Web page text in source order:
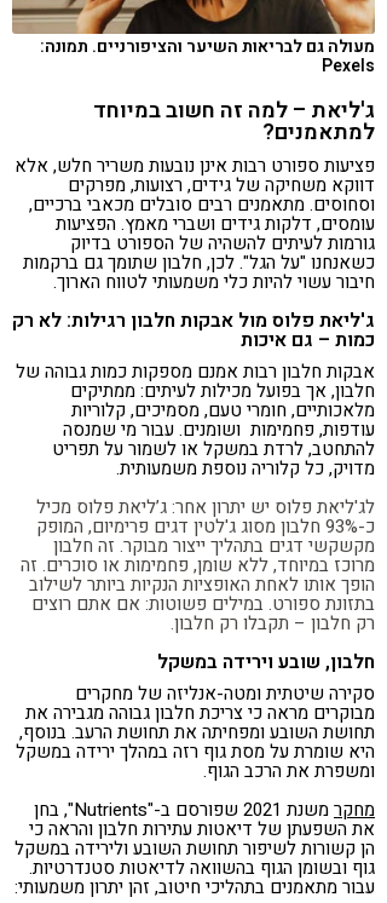
מעולה גם לבריאות השיער והציפורניים. תמונה:
Pexels
ג'ליאת – למה זה חשוב במיוחד
למתאמנים?
פציעות ספורט רבות אינן נובעות משריר חלש, אלא
דווקא משחיקה של גידים, רצועות, מפרקים
וסחוסים. מתאמנים רבים סובלים מכאבי ברכיים,
עומסים, דלקות גידים ושברי מאמץ. הפציעות
גורמות לעיתים להשהיה של הספורט בדיוק
כשאנחנו "על הגל". לכן, חלבון שתומך גם ברקמות
חיבור עשוי להיות כלי משמעותי לטווח הארוך.
ג'ליאת פלוס מול אבקות חלבון רגילות: לא רק
כמות – גם איכות
אבקות חלבון רבות אמנם מספקות כמות גבוהה של
חלבון, אך בפועל מכילות לעיתים: ממתיקים
מלאכותיים, חומרי טעם, מסמיכים, קלוריות
עודפות, פחמימות ושומנים. עבור מי שמנסה
להתחטב, לרדת במשקל או לשמור על תפריט
מדויק, כל קלוריה נוספת משמעותית.
לג'ליאת פלוס יש יתרון אחר: ג’ליאת פלוס מכיל
כ-93% חלבון מסוג ג'לטין דגים פרימיום, המופק
מקשקשי דגים בתהליך ייצור מבוקר. זה חלבון
מרוכז במיוחד, ללא שומן, פחמימות או סוכרים. זה
הופך אותו לאחת האופציות הנקיות ביותר לשילוב
בתזונת ספורט. במילים פשוטות: אם אתם רוצים
רק חלבון – תקבלו רק חלבון.
חלבון, שובע וירידה במשקל
סקירה שיטתית ומטה-אנליזה של מחקרים
מבוקרים מראה כי צריכת חלבון גבוהה מגבירה את
תחושת השובע ומפחיתה את תחושת הרעב. בנוסף,
היא שומרת על מסת גוף רזה במהלך ירידה במשקל
ומשפרת את הרכב הגוף.
מחקר
משנת 2021 שפורסם ב-"Nutrients", בחן
את השפעתן של דיאטות עתירות חלבון והראה כי
הן קשורות לשיפור תחושת השובע ולירידה במשקל
גוף ובשומן הגוף בהשוואה לדיאטות סטנדרטיות.
עבור מתאמנים בתהליכי חיטוב, זהן יתרון משמעותי: